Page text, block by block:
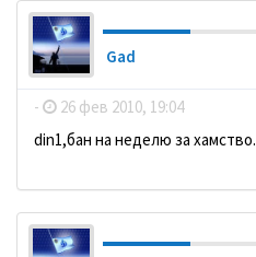
Gad
- 26 фев 2010, 19:04
din1,бан на неделю за хамство.